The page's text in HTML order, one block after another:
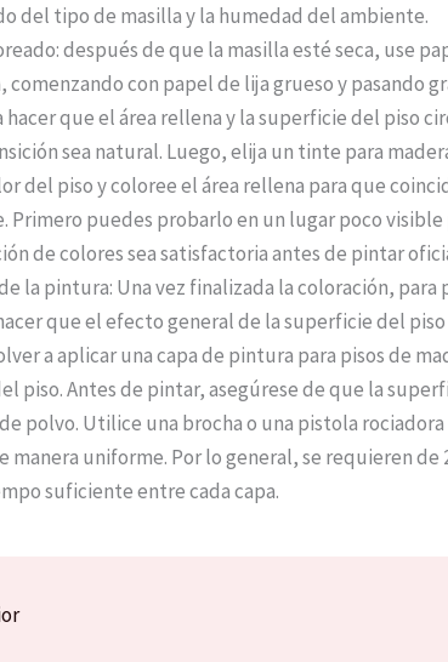
del tipo de masilla y la humedad del ambiente.
después de que la masilla esté seca, use
comenzando con papel de lija grueso y pasando
hacer que el área rellena y la superficie del piso
sea natural. Luego, elija un tinte para
del piso y coloree el área rellena para que
Primero puedes probarlo en un lugar poco
de colores sea satisfactoria antes de pintar
la pintura: Una vez finalizada la coloración, para
que el efecto general de la superficie del piso
a aplicar una capa de pintura para pisos de
piso. Antes de pintar, asegúrese de que la
polvo. Utilice una brocha o una pistola
manera uniforme. Por lo general, se requieren de
suficiente entre cada capa.